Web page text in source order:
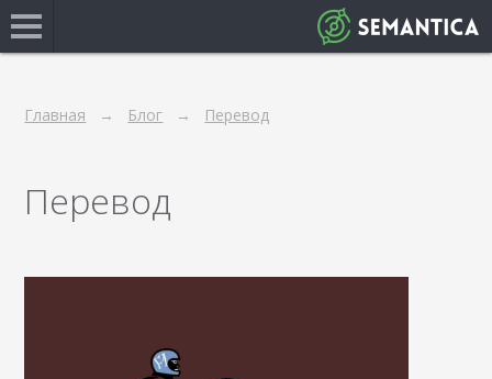
Главная Блог Перевод
Перевод